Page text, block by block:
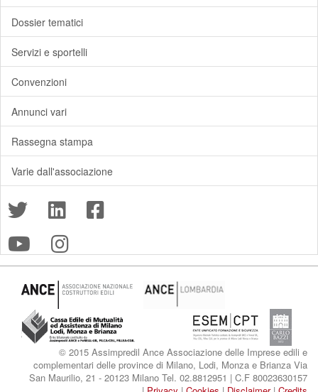
Dossier tematici
Servizi e sportelli
Convenzioni
Annunci vari
Rassegna stampa
Varie dall'associazione
© 2015 Assimpredil Ance Associazione delle Imprese edili e
complementari delle province di Milano, Lodi, Monza e Brianza Via
San Maurilio, 21 - 20123 Milano Tel. 02.8812951 | C.F 80023630157